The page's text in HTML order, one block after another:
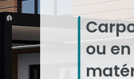
ou